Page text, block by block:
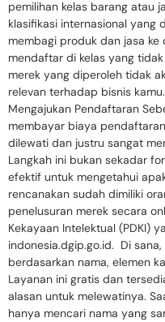
pemilihan kelas barang atau
klasifikasi internasional yang
membagi produk dan jasa
mendaftar di kelas yang
merek yang diperoleh tidak
relevan terhadap bisnis
Mengajukan Pendaftaran
membayar biaya
dilewati dan justru sangat
Langkah ini bukan sekadar
efektif untuk mengetahui
rencanakan sudah dimiliki
penelusuran merek secara
Kekayaan Intelektual (PDKI)
indonesia.dgip.go.id. Di
berdasarkan nama, elemen
Layanan ini gratis dan
alasan untuk melewatinya.
hanya mencari nama yang